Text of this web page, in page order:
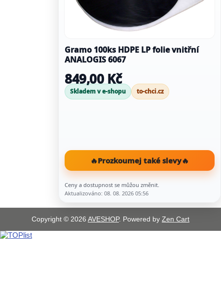
Gramo 100ks HDPE LP folie vnitřní
ANALOGIS 6067
849,00 Kč
Skladem v e-shopu to-chci.cz
🔥Prozkoumej také slevy🔥
Ceny a dostupnost se můžou změnit.
Aktualizováno: 08. 08. 2026 05:56
Copyright © 2026 AVESHOP. Powered by Zen Cart